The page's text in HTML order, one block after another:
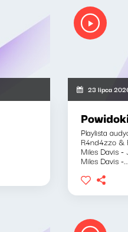
23 lipca
Playlista
R4nd4zzo &
Miles Davis -
Miles Davis -...